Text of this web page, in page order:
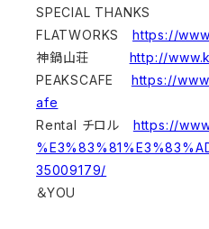
SPECIAL THANKS
FLATWORKShttps://
神鍋山荘 http://
PEAKSCAFE https://
afe
Rental チロル https://
35009179/
＆YOU